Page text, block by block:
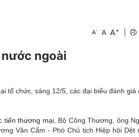
A- A A+
ngoài
tổ chức, sáng 12/5, các đại biểu đánh giá
tiến thương mại, Bộ Công Thương, ông
Văn Cẩm - Phó Chủ tịch Hiệp hội Dệt